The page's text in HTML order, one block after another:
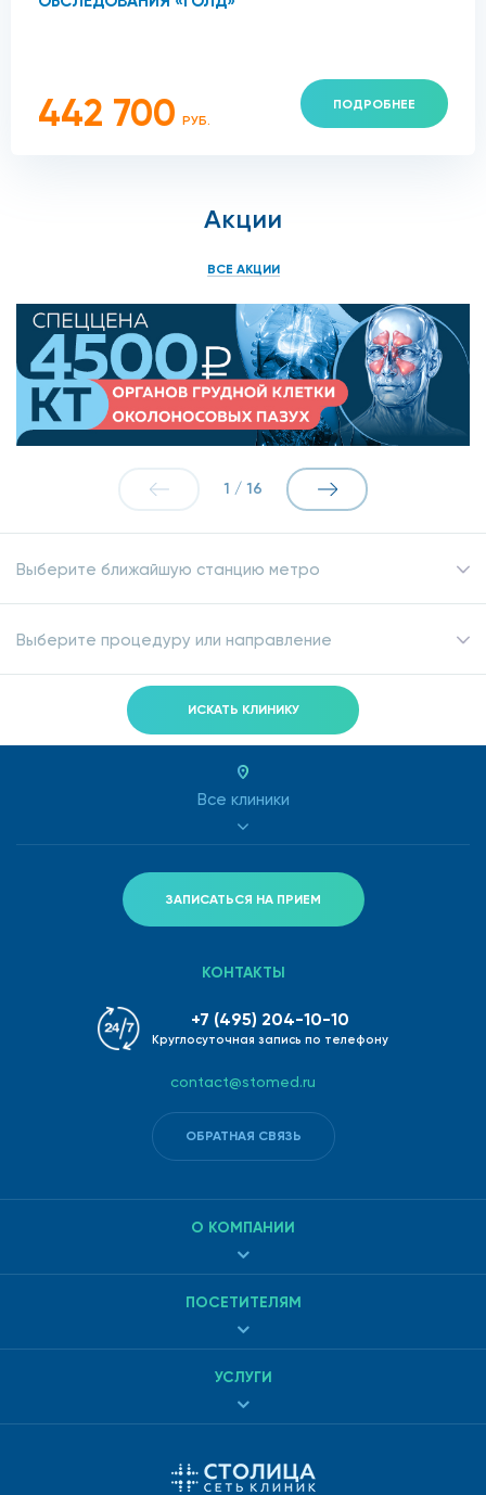
442 700 РУБ.
ПОДРОБНЕЕ
Акции
ВСЕ АКЦИИ
1 / 16
Выберите ближайшую станцию метро
Выберите процедуру или направление
ИСКАТЬ КЛИНИКУ
Все клиники
ЗАПИСАТЬСЯ НА ПРИЕМ
О КОМПАНИИ
ПОСЕТИТЕЛЯМ
УСЛУГИ
КОНТАКТЫ
+7 (495) 204-10-10
Круглосуточная запись по телефону
contact@stomed.ru
ОБРАТНАЯ СВЯЗЬ